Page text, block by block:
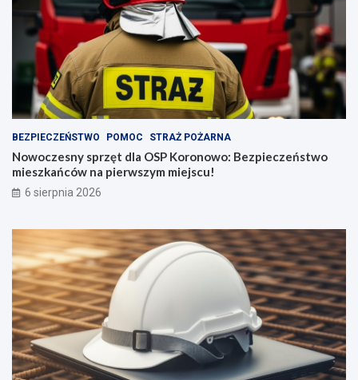
BEZPIECZEŃSTWO POMOC STRAŻ POŻARNA
Nowoczesny sprzęt dla OSP Koronowo: Bezpieczeństwo
mieszkańców na pierwszym miejscu!
6 sierpnia 2026